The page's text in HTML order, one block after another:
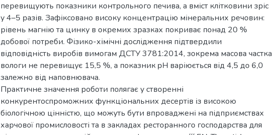
перевищують показники контрольного печива, а вміст клітковини зріс
у 4–5 разів. Зафіксовано високу концентрацію мінеральних речовин:
рівень магнію та цинку в окремих зразках покриває понад 20 %
добової потреби. Фізико-хімічні дослідження підтвердили
відповідність виробів вимогам ДСТУ 3781:2014, зокрема масова частка
вологи не перевищує 15,5 %, а показник pH варіюється від 4,5 до 6,0
залежно від наповнювача.
Практичне значення роботи полягає у створенні
конкурентоспроможних функціональних десертів із високою
біологічною цінністю, що можуть бути впроваджені на підприємствах
харчової промисловості та в закладах ресторанного господарства для